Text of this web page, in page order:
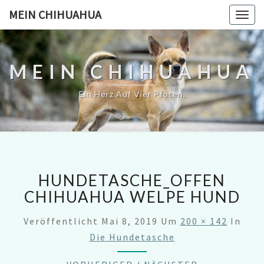
MEIN CHIHUAHUA
MEIN CHIHUAHUA
Ein Herz Auf Vier Pfoten.
HUNDETASCHE_OFFEN
CHIHUAHUA WELPE HUND
Veröffentlicht Mai 8, 2019 Um 200 × 142 In
Die Hundetasche